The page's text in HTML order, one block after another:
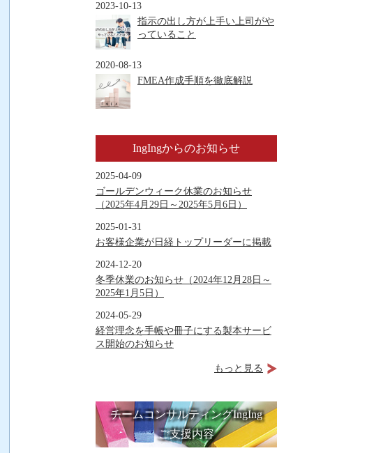
2023-10-13
指示の出し方が上手い上司がや
っていること
2020-08-13
FMEA作成手順を徹底解説
IngIngからのお知らせ
2025-04-09
ゴールデンウィーク休業のお知らせ
（2025年4月29日～2025年5月6日）
2025-01-31
お客様企業が日経トップリーダーに掲載
2024-12-20
冬季休業のお知らせ（2024年12月28日～
2025年1月5日）
2024-05-29
経営理念を手帳や冊子にする製本サービ
ス開始のお知らせ
もっと見る
チームコンサルティングIngIng
ご支援内容